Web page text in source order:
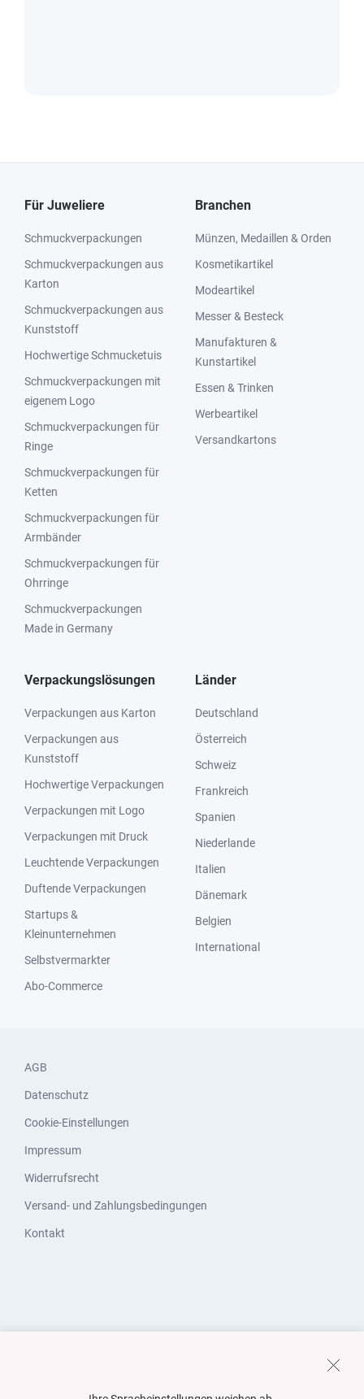
Für Juweliere
Schmuckverpackungen
Schmuckverpackungen aus
Karton
Schmuckverpackungen aus
Kunststoff
Hochwertige Schmucketuis
Schmuckverpackungen mit
eigenem Logo
Schmuckverpackungen für
Ringe
Schmuckverpackungen für
Ketten
Schmuckverpackungen für
Armbänder
Schmuckverpackungen für
Ohrringe
Schmuckverpackungen
Made in Germany
Branchen
Münzen, Medaillen & Orden
Kosmetikartikel
Modeartikel
Messer & Besteck
Manufakturen &
Kunstartikel
Essen & Trinken
Werbeartikel
Versandkartons
Verpackungslösungen
Verpackungen aus Karton
Verpackungen aus
Kunststoff
Hochwertige Verpackungen
Verpackungen mit Logo
Verpackungen mit Druck
Leuchtende Verpackungen
Duftende Verpackungen
Startups &
Kleinunternehmen
Selbstvermarkter
Abo-Commerce
Länder
Deutschland
Österreich
Schweiz
Frankreich
Spanien
Niederlande
Italien
Dänemark
Belgien
International
AGB
Datenschutz
Cookie-Einstellungen
Impressum
Widerrufsrecht
Versand- und Zahlungsbedingungen
Kontakt